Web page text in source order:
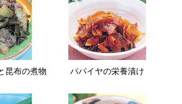
昆布の煮物 パパイヤの栄養漬け